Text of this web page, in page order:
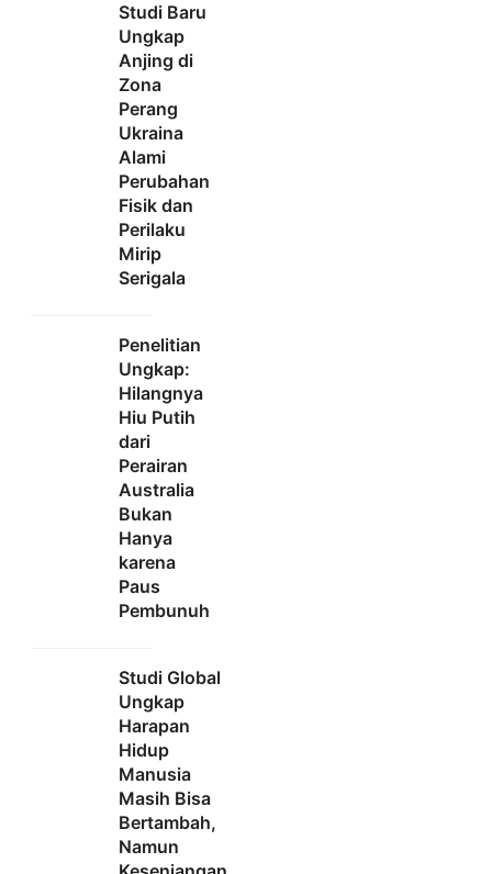
Studi Baru
Ungkap
Anjing di
Zona
Perang
Ukraina
Alami
Perubahan
Fisik dan
Perilaku
Mirip
Serigala
Penelitian
Ungkap:
Hilangnya
Hiu Putih
dari
Perairan
Australia
Bukan
Hanya
karena
Paus
Pembunuh
Studi Global
Ungkap
Harapan
Hidup
Manusia
Masih Bisa
Bertambah,
Namun